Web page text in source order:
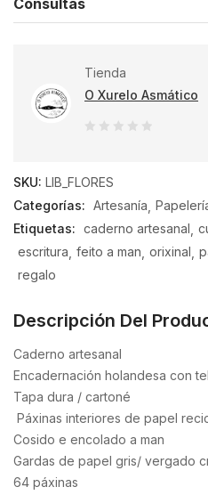
Tienda
O Xurelo Asmático
5
SKU: LIB_FLORES
Categorías: Artesanía
Etiquetas: caderno artesanal
escritura feito a man orixinal
regalo
Descripción Del
Caderno artesanal
Encadernación holandesa con
Tapa dura / cartoné
Páxinas interiores de papel
Cosido e encolado a man
Gardas de papel gris/ vergado
64 páxinas